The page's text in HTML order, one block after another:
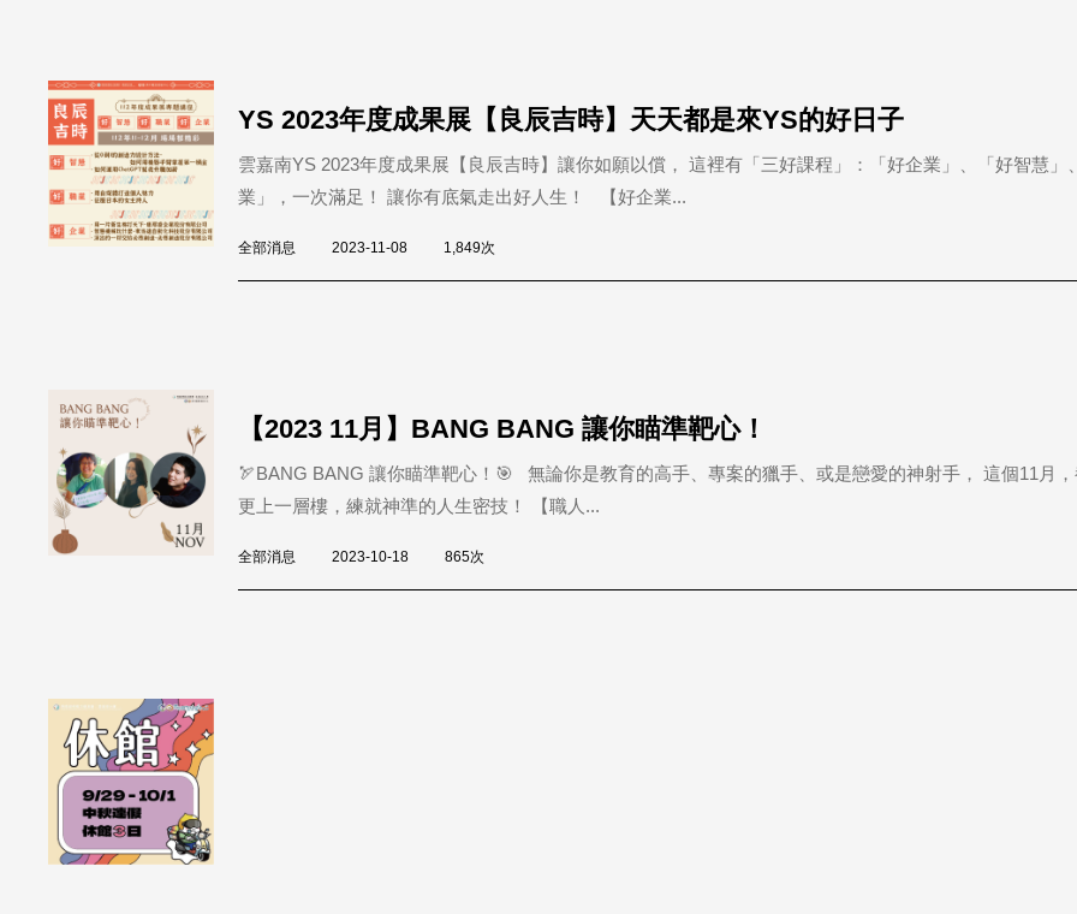
YS 2023年度成果展【良辰吉時】天天都是來YS的好日子
雲嘉南YS 2023年度成果展【良辰吉時】讓你如願以償， 這裡有「三好課程」：「好企業」、「好智慧」
業」，一次滿足！ 讓你有底氣走出好人生！ 【好企業...
全部消息 2023-11-08 1,849次
【2023 11月】BANG BANG 讓你瞄準靶心！
🏹BANG BANG 讓你瞄準靶心！🎯 無論你是教育的高手、專案的獵手、或是戀愛的神射手， 這個11月
更上一層樓，練就神準的人生密技！ 【職人...
全部消息 2023-10-18 865次